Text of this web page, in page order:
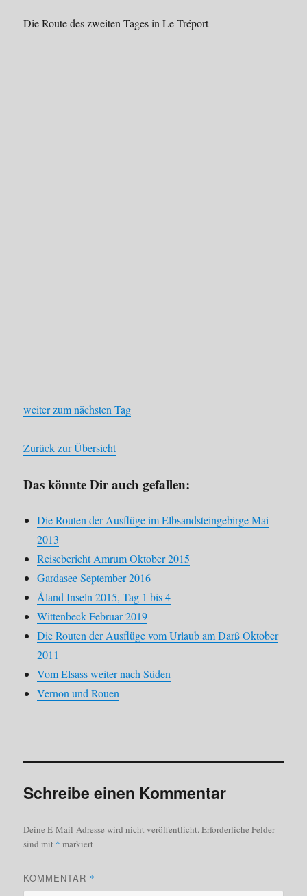
Die Route des zweiten Tages in Le Tréport
weiter zum nächsten Tag
Zurück zur Übersicht
Das könnte Dir auch gefallen:
Die Routen der Ausflüge im Elbsandsteingebirge Mai
2013
Reisebericht Amrum Oktober 2015
Gardasee September 2016
Åland Inseln 2015, Tag 1 bis 4
Wittenbeck Februar 2019
Die Routen der Ausflüge vom Urlaub am Darß Oktober
2011
Vom Elsass weiter nach Süden
Vernon und Rouen
Schreibe einen Kommentar
Deine E-Mail-Adresse wird nicht veröffentlicht. Erforderliche Felder
sind mit * markiert
KOMMENTAR *